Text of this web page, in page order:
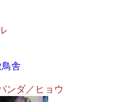
舎
ンダ／ヒョウ